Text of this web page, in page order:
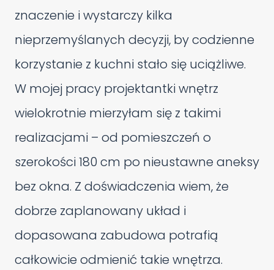
znaczenie i wystarczy kilka
nieprzemyślanych decyzji, by codzienne
korzystanie z kuchni stało się uciążliwe.
W mojej pracy projektantki wnętrz
wielokrotnie mierzyłam się z takimi
realizacjami – od pomieszczeń o
szerokości 180 cm po nieustawne aneksy
bez okna. Z doświadczenia wiem, że
dobrze zaplanowany układ i
dopasowana zabudowa potrafią
całkowicie odmienić takie wnętrza.